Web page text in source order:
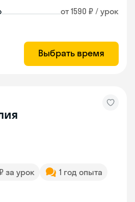
от 1590 ₽ / урок
Выбрать время
за урок
1 год опыта